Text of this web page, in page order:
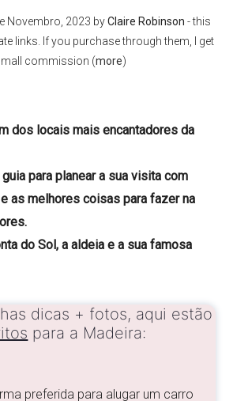
Novembro, 2023 byClaire Robinson - this
links. If you purchase through them, I get
commission (more)
dos locais mais encantadores da
para planear a sua visita com
as melhores coisas para fazer na
do Sol, a aldeia e a sua famosa
dicas + fotos, aqui estão
para a Madeira:
preferida para alugar um carro